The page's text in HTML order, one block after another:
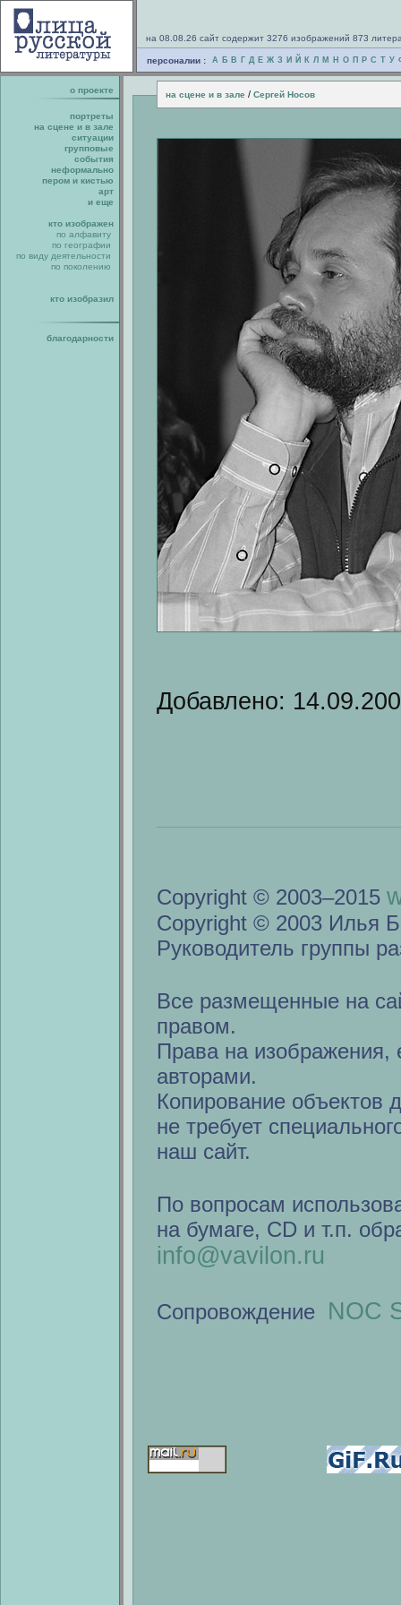
на 08.08.26 сайт содержит 3276 изображений 873
персоналии : А Б В Г Д Е Ж З И Й К Л М Н О П Р С Т У
о проекте на сцене и в зале / Сергей Носов
портреты
на сцене и в зале
ситуации
групповые
события
неформально
пером и кистью
арт
и еще
кто изображен
по алфавиту
по географии
по виду деятельности
по поколению
кто изобразил
благодарности
Добавлено:
Copyright © 2003–2015
Copyright © 2003 Илья
Руководитель группы
Все размещенные на
правом.
Права на изображения,
авторами.
Копирование объектов
не требует
наш сайт.
По вопросам
на бумаге, CD и т.п.
info@vavilon.ru
Сопровождение NOC